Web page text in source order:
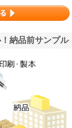
納品前サンプル